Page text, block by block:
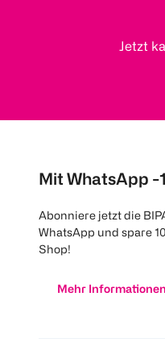
Jetzt
Mit WhatsApp -
Abonniere jetzt die
WhatsApp und spare
Shop!
Mehr Informationen